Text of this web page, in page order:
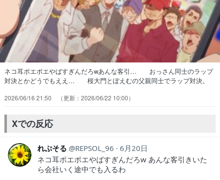
ネコ耳ポエポエやばすぎんだろwあんな客引… おっさん同士のラップ
対決とかどうでもええ… 桜大門とぽえむの父親同士でラップ対決。
は仲違いしたまま文化祭を迎え… おっさん2人のラップバトルで芽生
んのラップバトルに困惑しつつも、父… Aパートはキャップのおじさ
んとオールバッ… 3組の恋愛が同時進行していて文化祭でどう…
2026/06/16 21:50 2026/06/22 10:00
Xでの反応
れぷそる REPSOL_96
6月20日
ネコ耳ポエポエやばすぎんだろw あんな客引きいた
ら会社いく途中でも入るわ